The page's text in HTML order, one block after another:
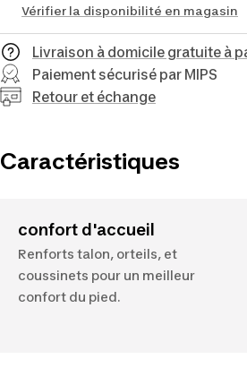
Vérifier la disponibilité en magasin
Livraison à domicile gratuite à
Paiement sécurisé par MIPS
Retour et échange
Caractéristiques
confort d'accueil
Renforts talon, orteils, et
coussinets pour un meilleur
confort du pied.